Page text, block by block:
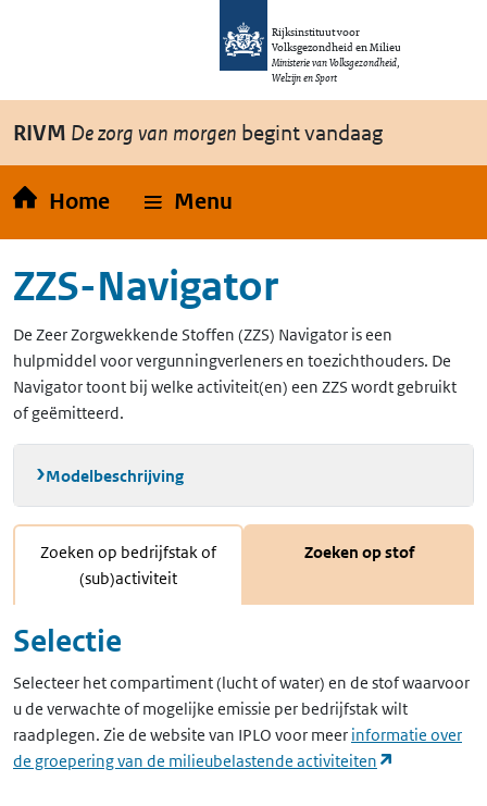
Overslaan en naar de inhoud gaan
Rijksinstituut voor
Volksgezondheid en Milieu
Ministerie van Volksgezondheid,
Welzijn en Sport
RIVM De zorg van morgen begint vandaag
Home Menu
ZZS-Navigator
De Zeer Zorgwekkende Stoffen (ZZS) Navigator is een
hulpmiddel voor vergunningverleners en toezichthouders. De
Navigator toont bij welke activiteit(en) een ZZS wordt gebruikt
of geëmitteerd.
Modelbeschrijving
Zoeken op bedrijfstak of
(sub)activiteit
Zoeken op stof
Selectie
Selecteer het compartiment (lucht of water) en de stof waarvoor
u de verwachte of mogelijke emissie per bedrijfstak wilt
raadplegen. Zie de website van IPLO voor meer informatie over
de groepering van de milieubelastende activiteiten